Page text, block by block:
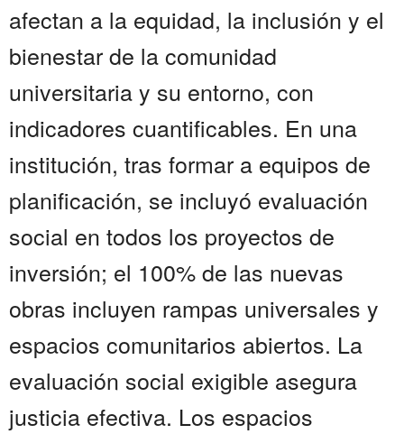
afectan a la equidad, la inclusión y el
bienestar de la comunidad
universitaria y su entorno, con
indicadores cuantificables. En una
institución, tras formar a equipos de
planificación, se incluyó evaluación
social en todos los proyectos de
inversión; el 100% de las nuevas
obras incluyen rampas universales y
espacios comunitarios abiertos. La
evaluación social exigible asegura
justicia efectiva. Los espacios